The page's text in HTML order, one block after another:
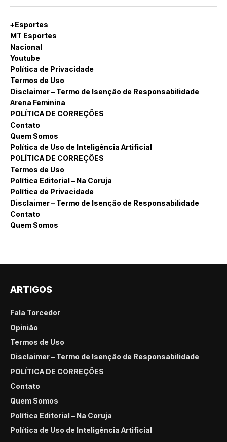
+Esportes
MT Esportes
Nacional
Youtube
Política de Privacidade
Termos de Uso
Disclaimer – Termo de Isenção de Responsabilidade
Arena Feminina
POLÍTICA DE CORREÇÕES
Contato
Quem Somos
Política de Uso de Inteligência Artificial
POLÍTICA DE CORREÇÕES
Termos de Uso
Política Editorial – Na Coruja
Política de Privacidade
Disclaimer – Termo de Isenção de Responsabilidade
Contato
Quem Somos
ARTIGOS
Fala Torcedor
Opinião
Termos de Uso
Disclaimer – Termo de Isenção de Responsabilidade
POLÍTICA DE CORREÇÕES
Contato
Quem Somos
Política Editorial – Na Coruja
Política de Uso de Inteligência Artificial